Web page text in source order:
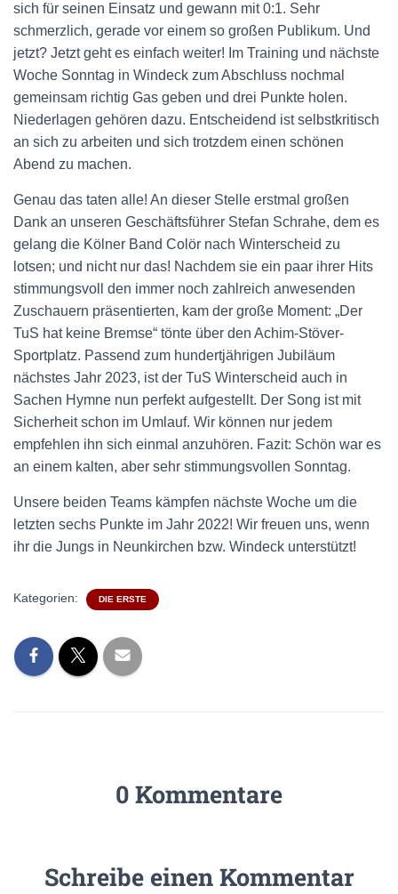
sich für seinen Einsatz und gewann mit 0:1. Sehr
schmerzlich, gerade vor einem so großen Publikum. Und
jetzt? Jetzt geht es einfach weiter! Im Training und nächste
Woche Sonntag in Windeck zum Abschluss nochmal
gemeinsam richtig Gas geben und drei Punkte holen.
Niederlagen gehören dazu. Entscheidend ist selbstkritisch
an sich zu arbeiten und sich trotzdem einen schönen
Abend zu machen.
Genau das taten alle! An dieser Stelle erstmal großen
Dank an unseren Geschäftsführer Stefan Schrahe, dem es
gelang die Kölner Band Colör nach Winterscheid zu
lotsen; und nicht nur das! Nachdem sie ein paar ihrer Hits
stimmungsvoll den immer noch zahlreich anwesenden
Zuschauern präsentierten, kam der große Moment: „Der
TuS hat keine Bremse“ tönte über den Achim-Stöver-
Sportplatz. Passend zum hundertjährigen Jubiläum
nächstes Jahr 2023, ist der TuS Winterscheid auch in
Sachen Hymne nun perfekt aufgestellt. Der Song ist mit
Sicherheit schon im Umlauf. Wir können nur jedem
empfehlen ihn sich einmal anzuhören. Fazit: Schön war es
an einem kalten, aber sehr stimmungsvollen Sonntag.
Unsere beiden Teams kämpfen nächste Woche um die
letzten sechs Punkte im Jahr 2022! Wir freuen uns, wenn
ihr die Jungs in Neunkirchen bzw. Windeck unterstützt!
Kategorien: DIE ERSTE
0 Kommentare
Schreibe einen Kommentar